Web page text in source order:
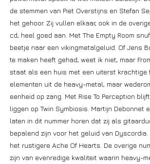
de stemmen van Piet Overstijns en Stefan
het gehoor. Zij vullen elkaar, ook in de
cd, heel goed aan. Met The Empty Room
beetje naar een vikingmetalgeluid. Of Jens
te maken heeft gehad, weet ik niet, maar
staat als een huis met een uiterst krachtige
elementen uit de heavy-metal, maar
eenheid op zang. Met Rise To Perception
liggen op Twin Symbiosis. Martijn Debonnet
laten in dit nummer horen dat zij als
bepalend zijn voor het geluid van
het rustigere Ache Of Hearts. De overige
zijn van evenredige kwaliteit waarin heavy-